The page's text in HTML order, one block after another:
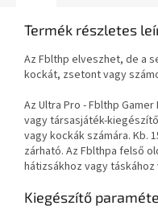
Termék részletes
Az Fblthp elveszhet, de a
kockát, zsetont vagy
Az Ultra Pro - Fblthp
vagy társasjáték-
vagy kockák számára. Kb.
zárható. Az Fblthpa felső
hátizsákhoz vagy
Kiegészítő